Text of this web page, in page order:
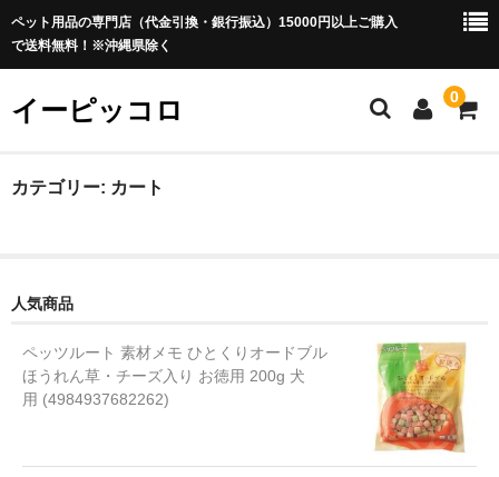
ペット用品の専門店（代金引換・銀行振込）15000円以上ご購入
で送料無料！※沖縄県除く
イーピッコロ 0
ホーム
セミモイストフード
離乳食
カテゴリー: カート
人気商品
ペッツルート 素材メモ ひとくりオードブル
ほうれん草・チーズ入り お徳用 200g 犬
用 (4984937682262)